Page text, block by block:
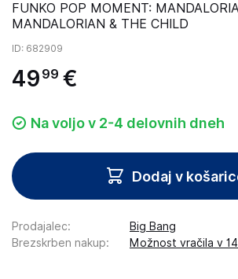
FUNKO POP MOMENT:
MANDALORIAN & THE CHILD
ID: 682909
49 99 €
Na voljo v 2-4 delovnih dneh
Dodaj v
Prodajalec:
Big Bang
Brezskrben nakup: Možnost vračila v